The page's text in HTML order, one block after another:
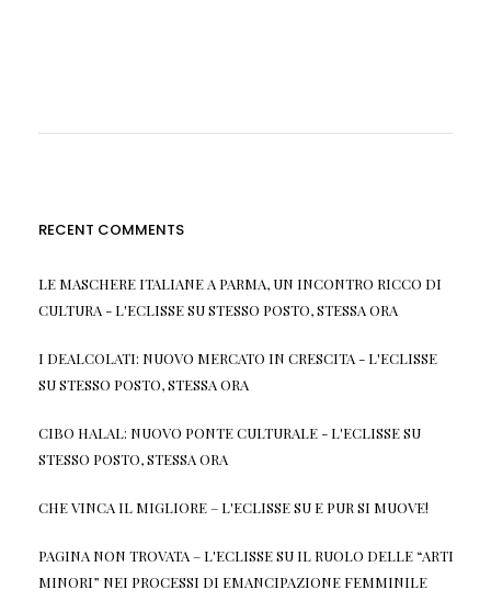
RECENT COMMENTS
LE MASCHERE ITALIANE A PARMA, UN INCONTRO RICCO DI
CULTURA - L'ECLISSESUSTESSO POSTO, STESSA ORA
I DEALCOLATI: NUOVO MERCATO IN CRESCITA - L'ECLISSE
SUSTESSO POSTO, STESSA ORA
CIBO HALAL: NUOVO PONTE CULTURALE - L'ECLISSESU
STESSO POSTO, STESSA ORA
CHE VINCA IL MIGLIORE – L'ECLISSESU E PUR SI MUOVE!
PAGINA NON TROVATA – L'ECLISSESU IL RUOLO DELLE “ARTI
MINORI” NEI PROCESSI DI EMANCIPAZIONE FEMMINILE